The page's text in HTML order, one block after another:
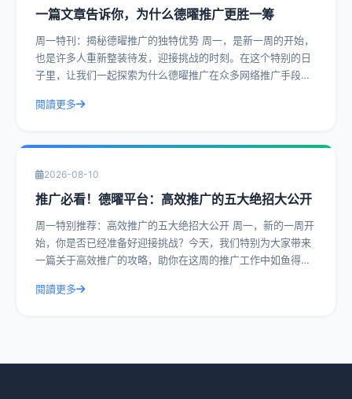
一篇文章告诉你，为什么德曜推广更胜一筹
周一特刊：揭秘德曜推广的独特优势 周一，是新一周的开始，
也是许多人重新整装待发，迎接挑战的时刻。在这个特别的日
子里，让我们一起探索为什么德曜推广在众多网络推广手段中
閱讀更多
2026-08-10
推广必看！德曜平台：高效推广的五大绝招大公开
周一特别推荐：高效推广的五大绝招大公开 周一，新的一周开
始，你是否已经准备好迎接挑战？今天，我们特别为大家带来
一篇关于高效推广的攻略，助你在这周的推广工作中如鱼得
閱讀更多